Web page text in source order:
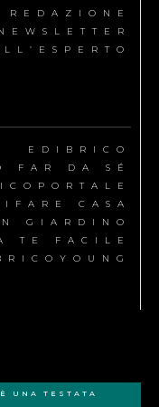
REDAZIONE
EDIBRICO
FAR DA SÉ
CASA
GIARDINO
TE FACILE
UNA TESTATA